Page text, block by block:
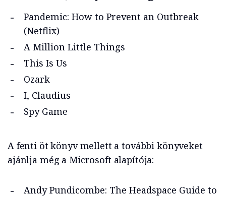
Pandemic: How to Prevent an Outbreak
(Netflix)
A Million Little Things
This Is Us
Ozark
I, Claudius
Spy Game
A fenti öt könyv mellett a további könyveket
ajánlja még a Microsoft alapítója:
Andy Pundicombe: The Headspace Guide to